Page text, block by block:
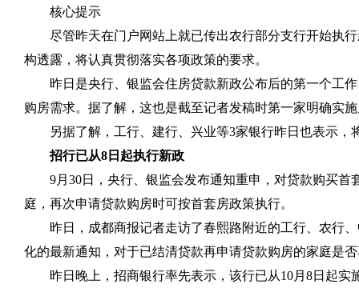
核心提示
尽管昨天在门户网站上就已传出农行部分支行开始执
构透露，将认真贯彻落实各项政策的要求。
昨日是央行、银监会住房贷款新政公布后的第一个工
购房需求。据了解，这也是截至记者发稿时第一家明确实
另据了解，工行、建行、兴业等3家银行昨日也表示，
招行已从8 日起执行新政
9月 30日，央行、银监会发布通知重申，对贷款购买首
庭，再次申请贷款购房时可按首套房政策执行。
昨日，成都商报记者走访了春熙路附近的工行、农行
化的最新通知，对于已结清贷款再申请贷款购房的家庭是
昨日晚上，招商银行率先表示，该行已从10月 8日起实